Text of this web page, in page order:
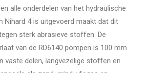
alle onderdelen van het hydraulische
Nihard 4 is uitgevoerd maakt dat dit
sterk abrasieve stoffen. De
van de RD6140 pompen is 100 mm
vaste delen, langvezelige stoffen en